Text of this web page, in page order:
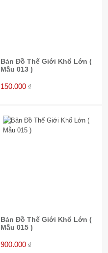
Bản Đồ Thế Giới Khổ Lớn (
Mẫu 013 )
150.000 ₫
Bản Đồ Thế Giới Khổ Lớn (
Mẫu 015 )
900.000 ₫